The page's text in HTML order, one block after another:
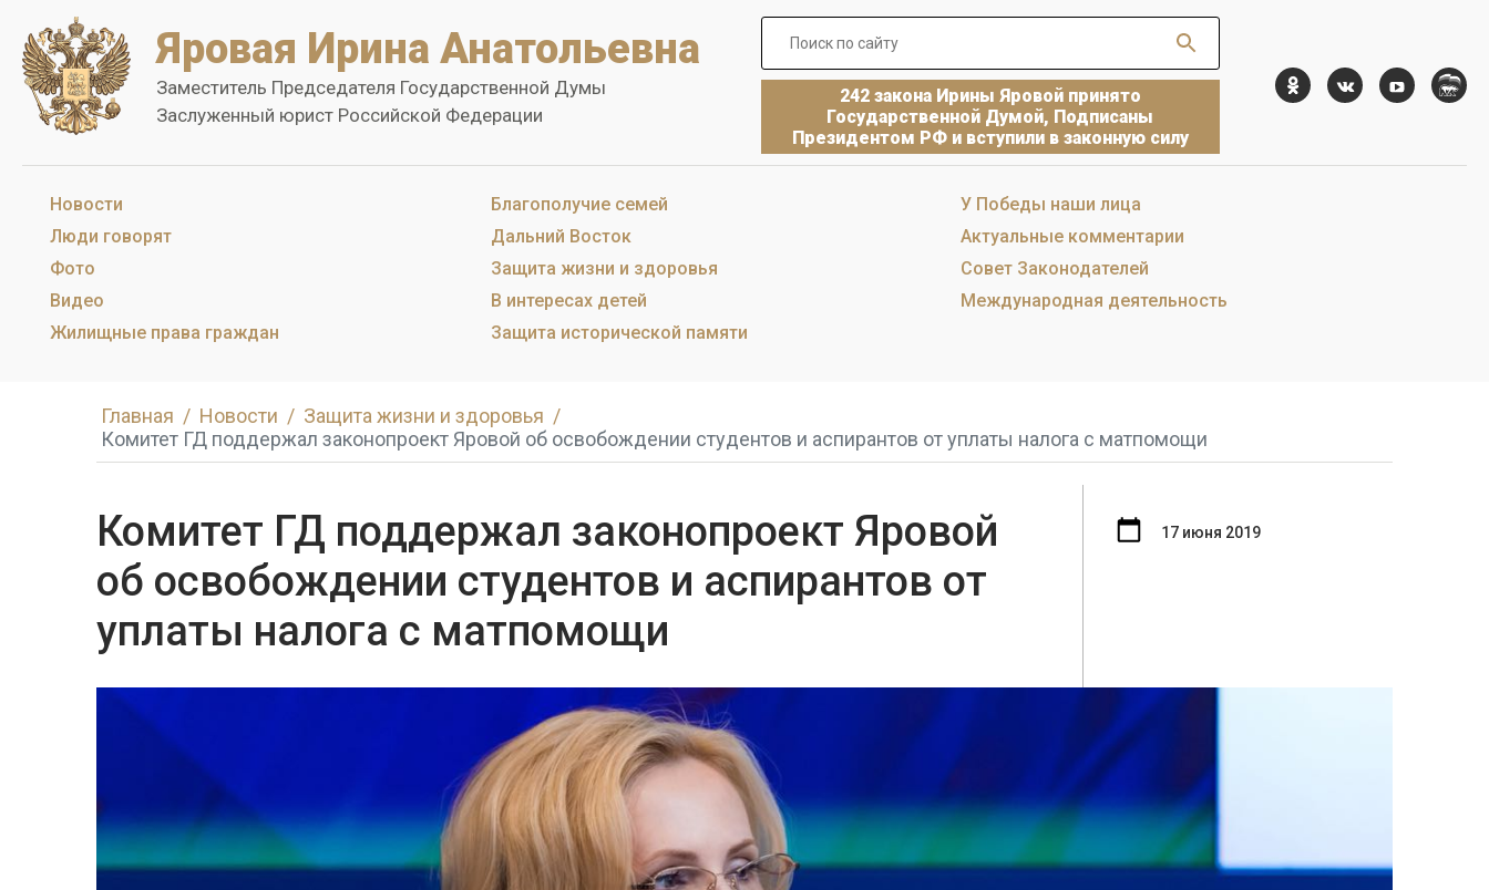
Яровая Ирина Анатольевна
Заместитель Председателя Государственной Думы
Заслуженный юрист Российской Федерации
242 закона Ирины Яровой принято
Государственной Думой, Подписаны
Президентом РФ и вступили в законную силу
Новости
Люди говорят
Фото
Видео
Жилищные права граждан
Благополучие семей
Дальний Восток
Защита жизни и здоровья
В интересах детей
Защита исторической памяти
У Победы наши лица
Актуальные комментарии
Совет Законодателей
Международная деятельность
Главная Новости
Защита жизни и здоровья
Комитет ГД поддержал законопроект Яровой об освобождении студентов и аспирантов от уплаты налога с матпомощи
Комитет ГД поддержал законопроект Яровой
об освобождении студентов и аспирантов от
уплаты налога с матпомощи
17 июня 2019